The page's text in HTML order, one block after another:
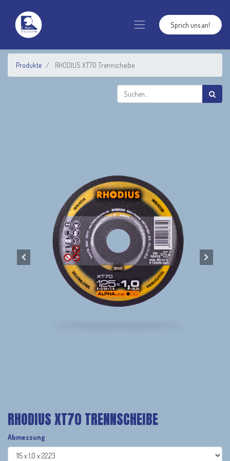
Sprich uns an!
Produkte RHODIUS XT70 Trennscheibe
RHODIUS XT70 TRENNSCHEIBE
Abmessung